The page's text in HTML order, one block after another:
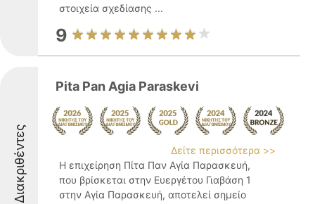
στοιχεία σχεδίασης ...
9
Διακριθέντες
Pita Pan Agia Paraskevi
Δείτε περισσότερα >>
Η επιχείρηση Πίτα Παν Αγία Παρασκευή,
που βρίσκεται στην Ευεργέτου Γιαβάση 1
στην Αγία Παρασκευή, αποτελεί σημείο